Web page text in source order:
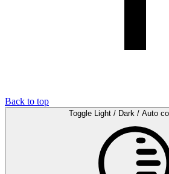
Back to top
Toggle Light / Dark / Auto